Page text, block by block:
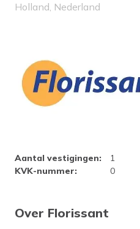
Holland, Nederland
Bedrijfsprofiel
Aantal vestigingen:
1
KVK-nummer: 0
Over Florissant